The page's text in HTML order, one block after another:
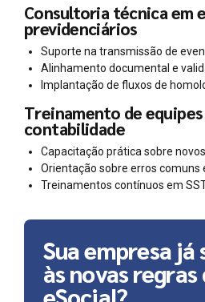
Consultoria técnica em
previdenciários
Suporte na transmissão de
Alinhamento documental e
Implantação de fluxos de
Treinamento de equipes
contabilidade
Capacitação prática sobre
Orientação sobre erros comuns
Treinamentos contínuos em
Sua empresa já
às novas regras